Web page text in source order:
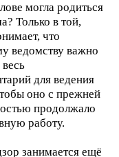
могла родиться
Только в той,
что
ведомству важно
для ведения
оно с прежней
продолжало
работу.
занимается ещё